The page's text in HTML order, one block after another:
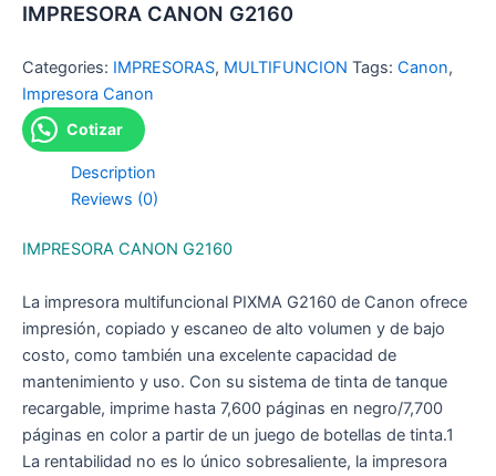
IMPRESORA CANON G2160
Categories: IMPRESORAS, MULTIFUNCION Tags: Canon,
Impresora Canon
Cotizar
Description
Reviews (0)
IMPRESORA CANON G2160
La impresora multifuncional PIXMA G2160 de Canon ofrece
impresión, copiado y escaneo de alto volumen y de bajo
costo, como también una excelente capacidad de
mantenimiento y uso. Con su sistema de tinta de tanque
recargable, imprime hasta 7,600 páginas en negro/7,700
páginas en color a partir de un juego de botellas de tinta.1
La rentabilidad no es lo único sobresaliente, la impresora